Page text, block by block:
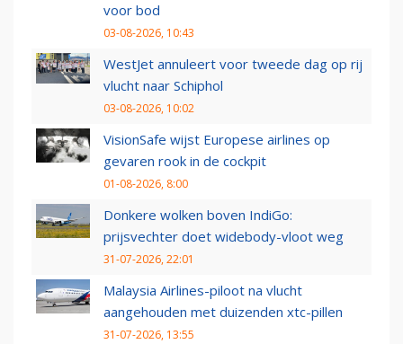
voor bod
03-08-2026, 10:43
WestJet annuleert voor tweede dag op rij
vlucht naar Schiphol
03-08-2026, 10:02
VisionSafe wijst Europese airlines op
gevaren rook in de cockpit
01-08-2026, 8:00
Donkere wolken boven IndiGo:
prijsvechter doet widebody-vloot weg
31-07-2026, 22:01
Malaysia Airlines-piloot na vlucht
aangehouden met duizenden xtc-pillen
31-07-2026, 13:55